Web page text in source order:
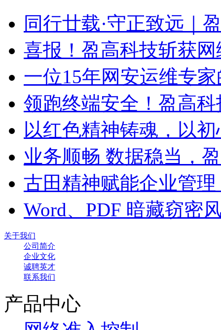
同行廿载·守正致远｜
喜报！盈高科技斩获
一位15年网安运维专
领跑终端安全！盈高
以红色精神铸魂，以
业务顺畅 数据稳当，
古田精神赋能企业管
Word、PDF 暗藏窃密
关于我们
公司简介
企业文化
诚聘英才
联系我们
产品中心